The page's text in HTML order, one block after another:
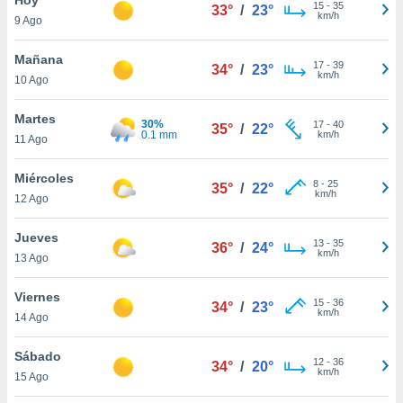
y
en
más
de
9 Ago
33° / 23° 15- 35
km/h
Mañana
10 Ago
34° / 23° 17- 39
km/h
Martes
11 Ago
30%
0.1 mm
35° / 22° 17- 40
km/h
Miércoles
12 Ago
35° / 22° 8- 25
km/h
Jueves
13 Ago
36° / 24° 13- 35
km/h
Viernes
14 Ago
34° / 23° 15- 36
km/h
Sábado
15 Ago
34° / 20° 12- 36
km/h